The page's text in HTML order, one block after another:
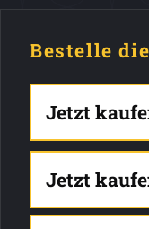
Bestelle
Jetzt
Jetzt